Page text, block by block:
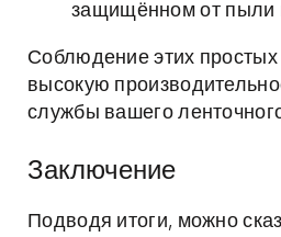
защищённом от пыли
Соблюдение этих
высокую
службы вашего
Заключение
Подводя итоги, можно